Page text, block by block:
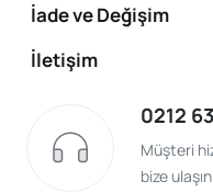
İade ve Değişim
İletişim
0212
Müşteri
bize